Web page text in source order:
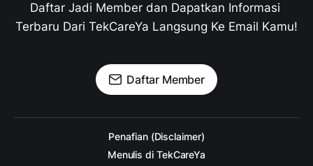
Daftar Jadi Member dan Dapatkan Informasi
Terbaru Dari TekCareYa Langsung Ke Email Kamu!
Daftar Member
Penafian (Disclaimer)
Menulis di TekCareYa